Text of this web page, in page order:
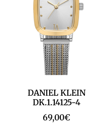
DANIEL KLEIN
DK.1.14125-4
69,00€